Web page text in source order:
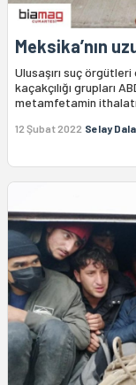
Meksika’nın
Ulusaşırı suç
kaçakçılığı grupları
metamfetamin ithalatı
12 Şubat 2022 Selay